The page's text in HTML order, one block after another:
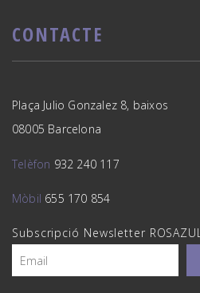
CONTACTE
Plaça Julio Gonzalez 8, baixos
08005 Barcelona
Telèfon 932 240 117
Mòbil 655 170 854
Subscripció Newsletter